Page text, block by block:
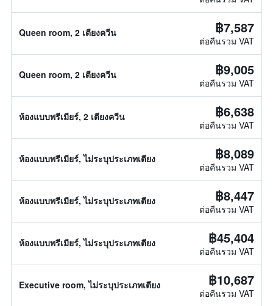
Queen room, 2 เตียงควีน ฿7,587
ต่อคืนรวม VAT
Queen room, 2 เตียงควีน ฿9,005
ต่อคืนรวม VAT
ห้องแบบพรีเมียร์, 2 เตียงควีน ฿6,638
ต่อคืนรวม VAT
ห้องแบบพรีเมียร์, ไม่ระบุประเภทเตียง ฿8,089
ต่อคืนรวม VAT
ห้องแบบพรีเมียร์, ไม่ระบุประเภทเตียง ฿8,447
ต่อคืนรวม VAT
ห้องแบบพรีเมียร์, ไม่ระบุประเภทเตียง ฿45,404
ต่อคืนรวม VAT
Executive room, ไม่ระบุประเภทเตียง ฿10,687
ต่อคืนรวม VAT